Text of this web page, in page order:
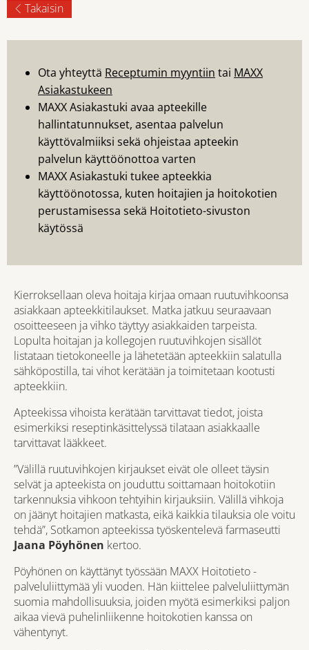
Takaisin
Ota yhteyttä Receptumin myyntiin tai MAXX
Asiakastukeen
MAXX Asiakastuki avaa apteekille
hallintatunnukset, asentaa palvelun
käyttövalmiiksi sekä ohjeistaa apteekin
palvelun käyttöönottoa varten
MAXX Asiakastuki tukee apteekkia
käyttöönotossa, kuten hoitajien ja hoitokotien
perustamisessa sekä Hoitotieto-sivuston
käytössä
Kierroksellaan oleva hoitaja kirjaa omaan ruutuvihkoonsa
asiakkaan apteekkitilaukset. Matka jatkuu seuraavaan
osoitteeseen ja vihko täyttyy asiakkaiden tarpeista.
Lopulta hoitajan ja kollegojen ruutuvihkojen sisällöt
listataan tietokoneelle ja lähetetään apteekkiin salatulla
sähköpostilla, tai vihot kerätään ja toimitetaan kootusti
apteekkiin.
Apteekissa vihoista kerätään tarvittavat tiedot, joista
esimerkiksi reseptinkäsittelyssä tilataan asiakkaalle
tarvittavat lääkkeet.
”Välillä ruutuvihkojen kirjaukset eivät ole olleet täysin
selvät ja apteekista on jouduttu soittamaan hoitokotiin
tarkennuksia vihkoon tehtyihin kirjauksiin. Välillä vihkoja
on jäänyt hoitajien matkasta, eikä kaikkia tilauksia ole voitu
tehdä”, Sotkamon apteekissatyöskentelevä farmaseutti
Jaana Pöyhönen kertoo.
Pöyhönen on käyttänyt työssään MAXX Hoitotieto -
palveluliittymää yli vuoden. Hän kiittelee palveluliittymän
suomia mahdollisuuksia, joiden myötä esimerkiksi paljon
aikaa vievä puhelinliikenne hoitokotien kanssa on
vähentynyt.